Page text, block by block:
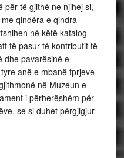
për të gjithë ne njihej si,
qindëra e qindra
në këtë katalog
të pasur të kontributit të
dhe pavarësinë e
anë e mbanë tprjeve
në Muzeun e
i përherëshëm për
se si duhet përgjigjur